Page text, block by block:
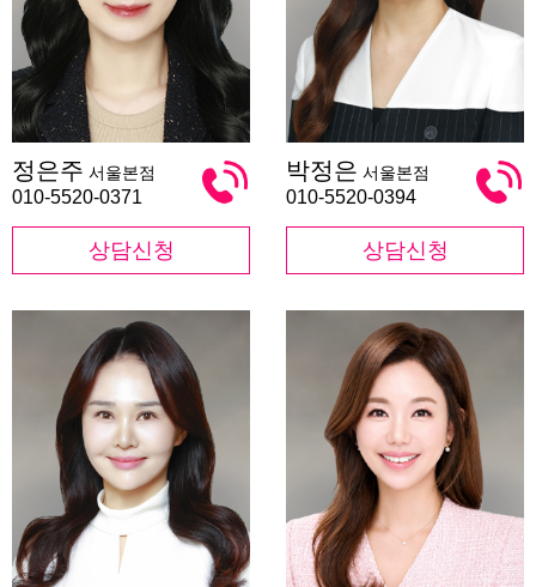
은
주
정은주 서울본점
010-5520-0371
상담신청
정
은
박정은 서울본점
010-5520-0394
상담신청